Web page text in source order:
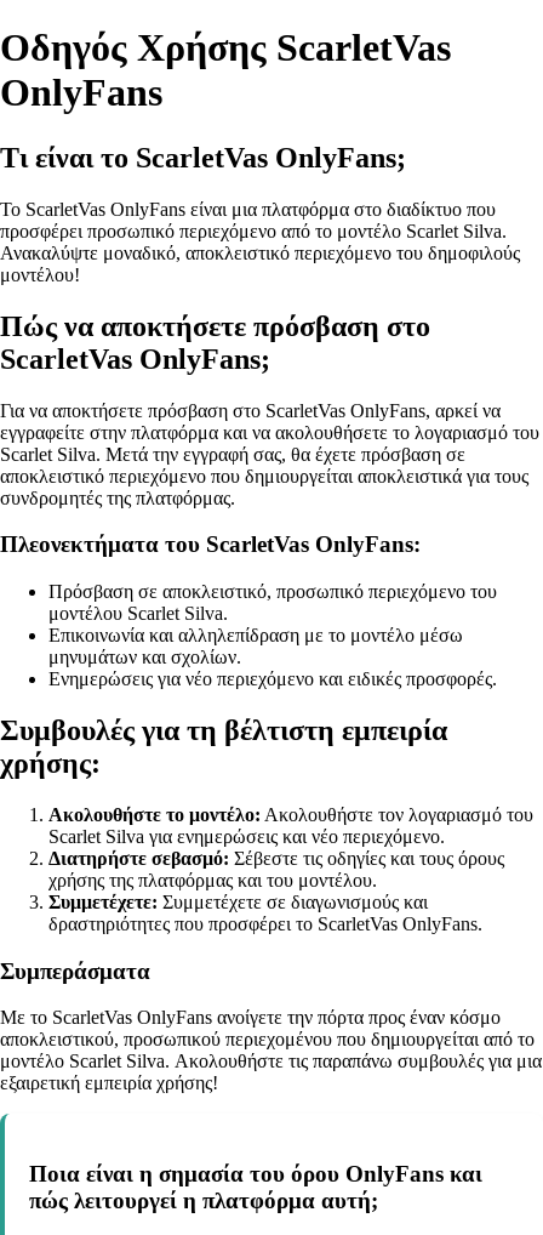
Οδηγός Χρήσης ScarletVas
OnlyFans
Τι είναι το ScarletVas OnlyFans;
Το ScarletVas OnlyFans είναι μια πλατφόρμα στο διαδίκτυο που
προσφέρει προσωπικό περιεχόμενο από το μοντέλο Scarlet Silva.
Ανακαλύψτε μοναδικό, αποκλειστικό περιεχόμενο του δημοφιλούς
μοντέλου!
Πώς να αποκτήσετε πρόσβαση στο
ScarletVas OnlyFans;
Για να αποκτήσετε πρόσβαση στο ScarletVas OnlyFans, αρκεί να
εγγραφείτε στην πλατφόρμα και να ακολουθήσετε το λογαριασμό του
Scarlet Silva. Μετά την εγγραφή σας, θα έχετε πρόσβαση σε
αποκλειστικό περιεχόμενο που δημιουργείται αποκλειστικά για τους
συνδρομητές της πλατφόρμας.
Πλεονεκτήματα του ScarletVas OnlyFans:
Πρόσβαση σε αποκλειστικό, προσωπικό περιεχόμενο του
μοντέλου Scarlet Silva.
Επικοινωνία και αλληλεπίδραση με το μοντέλο μέσω
μηνυμάτων και σχολίων.
Ενημερώσεις για νέο περιεχόμενο και ειδικές προσφορές.
Συμβουλές για τη βέλτιστη εμπειρία
χρήσης:
Ακολουθήστε το μοντέλο: Ακολουθήστε τον λογαριασμό του
Scarlet Silva για ενημερώσεις και νέο περιεχόμενο.
Διατηρήστε σεβασμό: Σέβεστε τις οδηγίες και τους όρους
χρήσης της πλατφόρμας και του μοντέλου.
Συμμετέχετε: Συμμετέχετε σε διαγωνισμούς και
δραστηριότητες που προσφέρει το ScarletVas OnlyFans.
Συμπεράσματα
Με το ScarletVas OnlyFans ανοίγετε την πόρτα προς έναν κόσμο
αποκλειστικού, προσωπικού περιεχομένου που δημιουργείται από το
μοντέλο Scarlet Silva. Ακολουθήστε τις παραπάνω συμβουλές για μια
εξαιρετική εμπειρία χρήσης!
Ποια είναι η σημασία του όρου OnlyFans και
πώς λειτουργεί η πλατφόρμα αυτή;